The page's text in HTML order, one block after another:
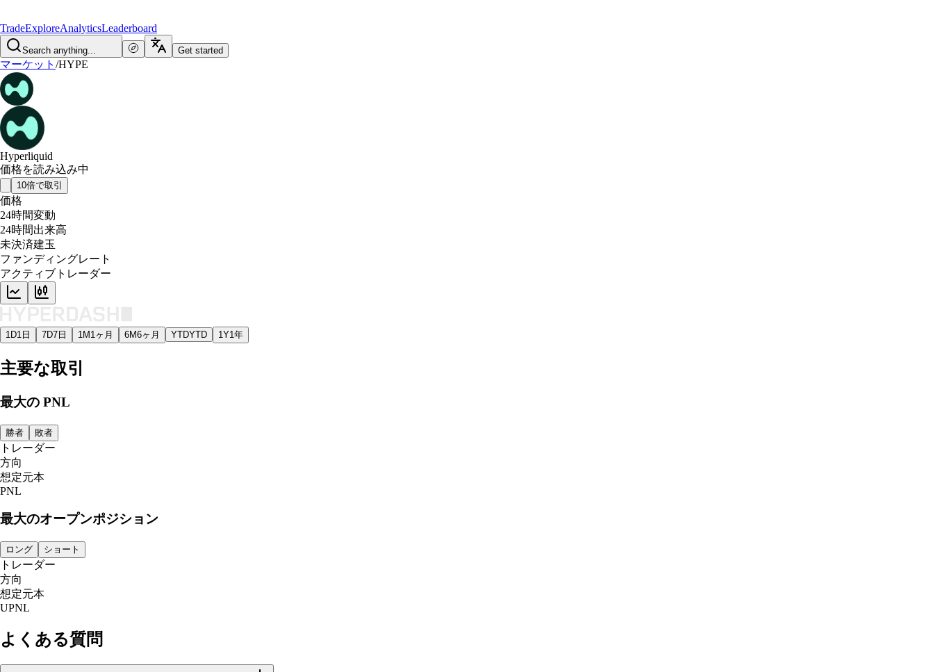
TradeExploreAnalyticsLeaderboard
Search anything... Get started
マーケット /HYPE
Hyperliquid
価格を読み込み中
10倍で取引
価格
24時間変動
24時間出来高
未決済建玉
ファンディングレート
アクティブトレーダー
1D1日 7D7日 1M 1ヶ月 6M6ヶ月 YTDYTD 1Y1年
主要な取引
最大の PNL
勝者 敗者
トレーダー
方向
想定元本
PNL
最大のオープンポジション
ロング ショート
トレーダー
方向
想定元本
UPNL
よくある質問